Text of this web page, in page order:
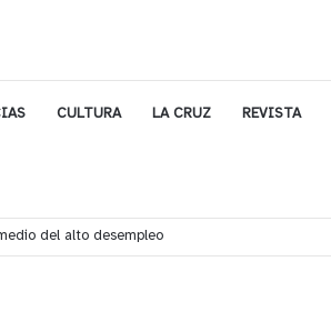
CULTURA LA CRUZ REVISTA
Puente Colón de Limache